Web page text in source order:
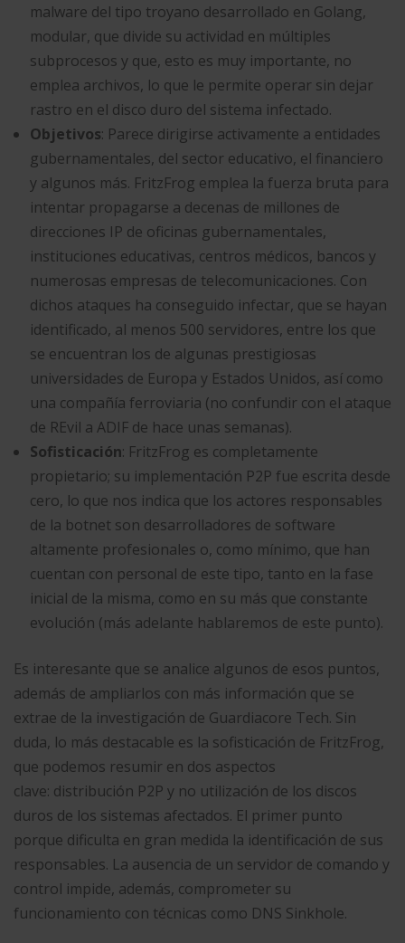
malware del tipo troyano desarrollado en Golang,
modular, que divide su actividad en múltiples
subprocesos y que, esto es muy importante, no
emplea archivos, lo que le permite operar sin dejar
rastro en el disco duro del sistema infectado.
Objetivos: Parece dirigirse activamente a entidades
gubernamentales, del sector educativo, el financiero
y algunos más. FritzFrog emplea la fuerza bruta para
intentar propagarse a decenas de millones de
direcciones IP de oficinas gubernamentales,
instituciones educativas, centros médicos, bancos y
numerosas empresas de telecomunicaciones. Con
dichos ataques ha conseguido infectar, que se hayan
identificado, al menos 500 servidores, entre los que
se encuentran los de algunas prestigiosas
universidades de Europa y Estados Unidos, así como
una compañía ferroviaria (no confundir con el ataque
de REvil a ADIF de hace unas semanas).
Sofisticación: FritzFrog es completamente
propietario; su implementación P2P fue escrita desde
cero, lo que nos indica que los actores responsables
de la botnet son desarrolladores de software
altamente profesionales o, como mínimo, que han
cuentan con personal de este tipo, tanto en la fase
inicial de la misma, como en su más que constante
evolución (más adelante hablaremos de este punto).
Es interesante que se analice algunos de esos puntos,
además de ampliarlos con más información que se
extrae de la investigación de Guardiacore Tech. Sin
duda, lo más destacable es la sofisticación de FritzFrog,
que podemos resumir en dos aspectos
clave: distribución P2P y no utilización de los discos
duros de los sistemas afectados. El primer punto
porque dificulta en gran medida la identificación de sus
responsables. La ausencia de un servidor de comando y
control impide, además, comprometer su
funcionamiento con técnicas como DNS Sinkhole.